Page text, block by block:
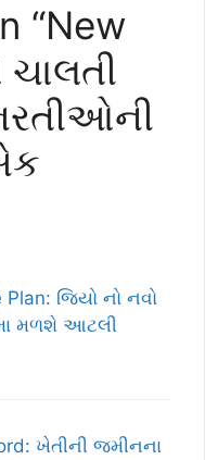
“New
જિયો નો નવો
મળશે આટલી
ખેતીની જમીનના